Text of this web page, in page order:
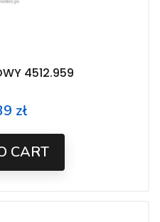
4512.959
zł
CART